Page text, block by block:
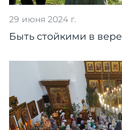
29 июня 2024 г.
Быть стойкими в вере